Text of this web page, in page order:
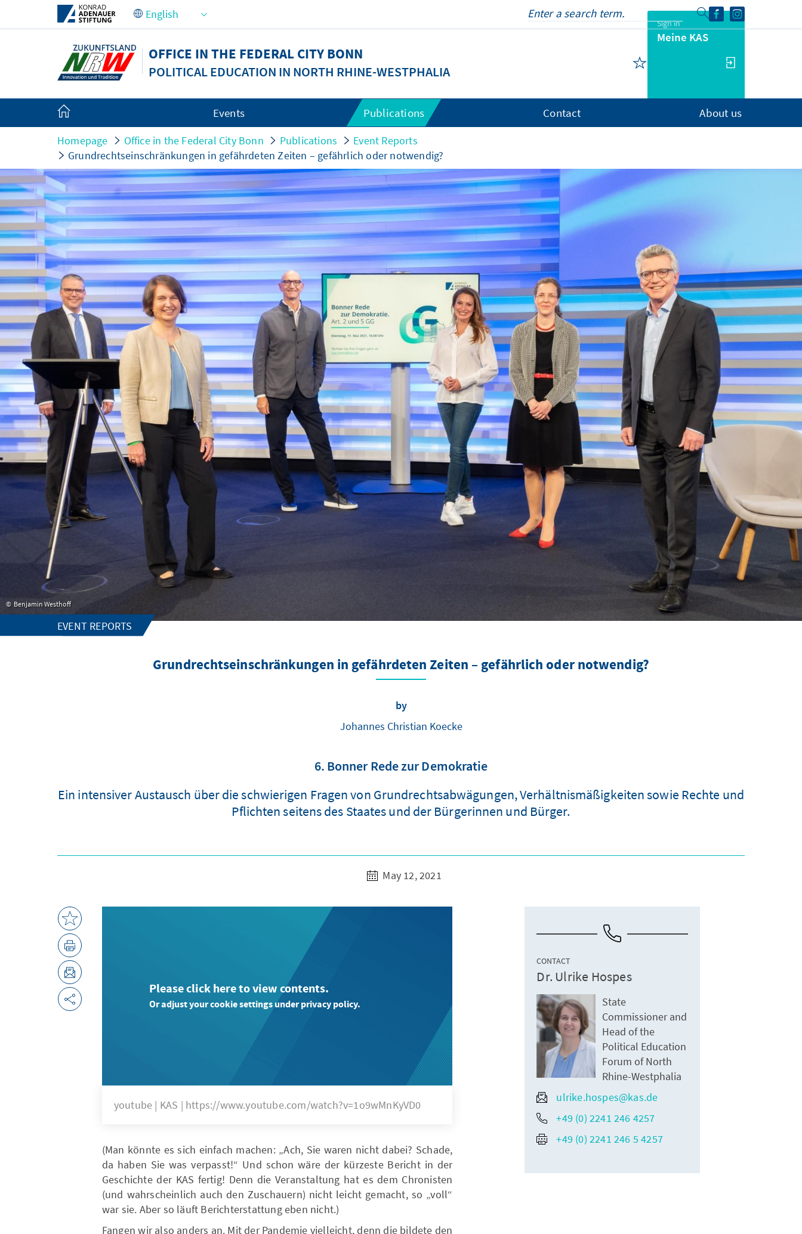
Skip to Main Content
OFFICE IN THE FEDERAL CITY BONN
POLITICAL EDUCATION IN NORTH RHINE-WESTPHALIA
Sign in
Meine KAS
Events Publications Contact About us
Homepage Office in the Federal City Bonn Publications
Event Reports
Grundrechtseinschränkungen in gefährdeten Zeiten – gefährlich oder notwendig?
Benjamin Westhoff
EVENT REPORTS
Grundrechtseinschränkungen in gefährdeten Zeiten – gefährlich oder notwendig?
by
Johannes Christian Koecke
6. Bonner Rede zur Demokratie
Ein intensiver Austausch über die schwierigen Fragen von Grundrechtsabwägungen, Verhältnismäßigkeiten sowie Rechte und
Pflichten seitens des Staates und der Bürgerinnen und Bürger.
May 12, 2021
Please click here to view contents.
Or adjust your cookie settings under privacy policy.
youtube | KAS | https://www.youtube.com/watch?v=1o9wMnKyVD0
(Man könnte es sich einfach machen: „Ach, Sie waren nicht dabei? Schade,
da haben Sie was verpasst!“ Und schon wäre der kürzeste Bericht in der
Geschichte der KAS fertig! Denn die Veranstaltung hat es dem Chronisten
(und wahrscheinlich auch den Zuschauern) nicht leicht gemacht, so „voll“
war sie. Aber so läuft Berichterstattung eben nicht.)
Fangen wir also anders an. Mit der Pandemie vielleicht, denn die bildete den
CONTACT
Dr. Ulrike Hospes
State
Commissioner and
Head of the
Political Education
Forum of North
Rhine-Westphalia
ulrike.hospes@kas.de
+49 (0) 2241 246 4257
+49 (0) 2241 246 5 4257